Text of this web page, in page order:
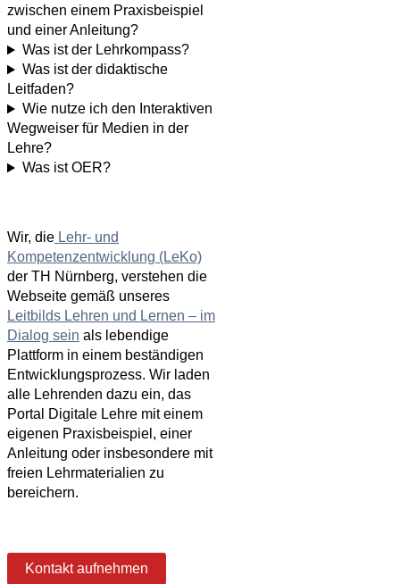
zwischen einem Praxisbeispiel
und einer Anleitung?
Was ist der Lehrkompass?
Was ist der didaktische
Leitfaden?
Wie nutze ich den Interaktiven
Wegweiser für Medien in der
Lehre?
Was ist OER?
Wir, die Lehr- und
Kompetenzentwicklung (LeKo)
der TH Nürnberg, verstehen die
Webseite gemäß unseres
Leitbilds Lehren und Lernen – im
Dialog sein als lebendige
Plattform in einem beständigen
Entwicklungsprozess. Wir laden
alle Lehrenden dazu ein, das
Portal Digitale Lehre mit einem
eigenen Praxisbeispiel, einer
Anleitung oder insbesondere mit
freien Lehrmaterialien zu
bereichern.
Kontakt aufnehmen